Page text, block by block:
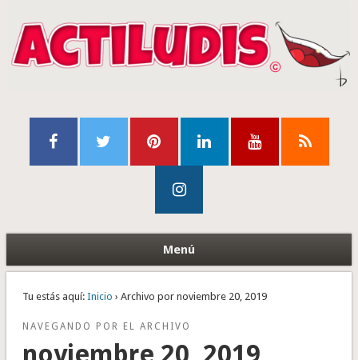
Menú
Tu estás aquí: Inicio › Archivo por noviembre 20, 2019
NAVEGANDO POR EL ARCHIVO